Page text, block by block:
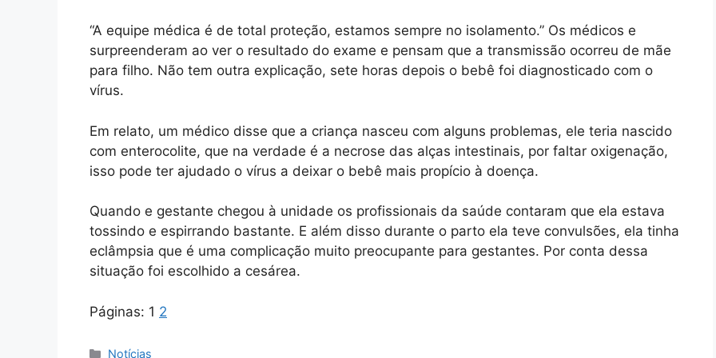
“A equipe médica é de total proteção, estamos sempre no isolamento.” Os médicos e
surpreenderam ao ver o resultado do exame e pensam que a transmissão ocorreu de mãe
para filho. Não tem outra explicação, sete horas depois o bebê foi diagnosticado com o
vírus.
Em relato, um médico disse que a criança nasceu com alguns problemas, ele teria nascido
com enterocolite, que na verdade é a necrose das alças intestinais, por faltar oxigenação,
isso pode ter ajudado o vírus a deixar o bebê mais propício à doença.
Quando e gestante chegou à unidade os profissionais da saúde contaram que ela estava
tossindo e espirrando bastante. E além disso durante o parto ela teve convulsões, ela tinha
eclâmpsia que é uma complicação muito preocupante para gestantes. Por conta dessa
situação foi escolhido a cesárea.
Páginas: 1 2
Categorias
Notícias